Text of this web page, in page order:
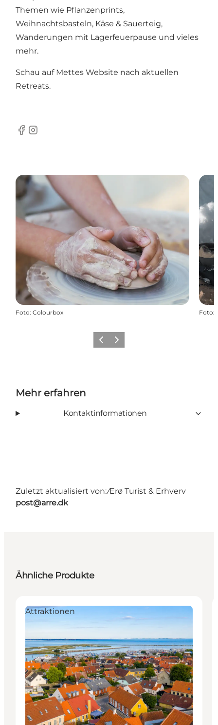
Themen wie Pflanzenprints,
Weihnachtsbasteln, Käse & Sauerteig,
Wanderungen mit Lagerfeuerpause und vieles
mehr.
Schau auf Mettes Website nach aktuellen
Retreats.
Facebook
Instagram
Foto: Colourbox Foto:
ZurückWeiter
Mehr erfahren
Kontaktinformationen
Zuletzt aktualisiert von:Ærø Turist & Erhverv
post@arre.dk
Ähnliche Produkte
Attraktionen